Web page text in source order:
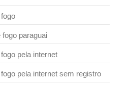
paraguai
pela internet
pela internet sem registro